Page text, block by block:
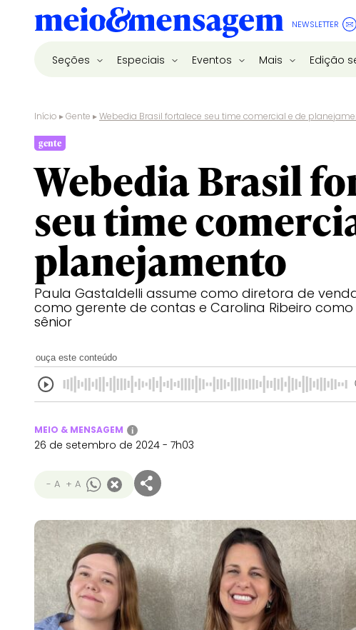
NEWSLETTER
Seções Especiais Eventos Mais Edição
Início ▸Gente ▸Webedia Brasil fortalece seu time comercial e de
gente
Webedia Brasil
seu time
planejamento
Paula Gastaldelli assume como diretora de
como gerente de contas e Carolina Ribeiro
sênior
ouça este conteúdo
MEIO & MENSAGEM i
26 de setembro de 2024 - 7h03
- A + A